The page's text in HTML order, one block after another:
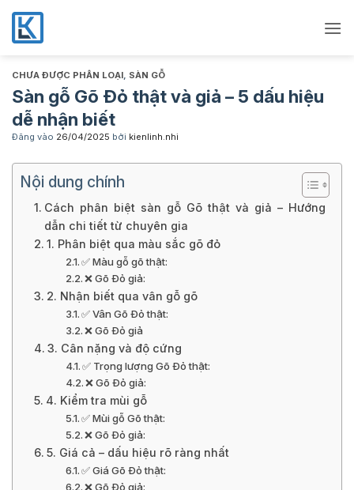
Bỏ
qua
nội
dungCHƯA ĐƯỢC PHÂN LOẠI, SÀN GỖ
Sàn gỗ Gõ Đỏ thật và giả – 5 dấu hiệu
dễ nhận biết
Đăng vào 26/04/2025 bởi kienlinh.nhi
Nội dung chính
Cách phân biệt sàn gỗ Gõ thật và giả – Hướng
dẫn chi tiết từ chuyên gia
1. Phân biệt qua màu sắc gõ đỏ
✅ Màu gỗ gõ thật:
❌ Gõ Đỏ giả:
2. Nhận biết qua vân gỗ gõ
✅ Vân Gõ Đỏ thật:
❌ Gõ Đỏ giả
3. Cân nặng và độ cứng
✅ Trọng lượng Gõ Đỏ thật:
❌ Gõ Đỏ giả:
4. Kiểm tra mùi gỗ
✅ Mùi gỗ Gõ thật:
❌ Gõ Đỏ giả:
5. Giá cả – dấu hiệu rõ ràng nhất
✅ Giá Gõ Đỏ thật:
❌ Gõ Đỏ giả: